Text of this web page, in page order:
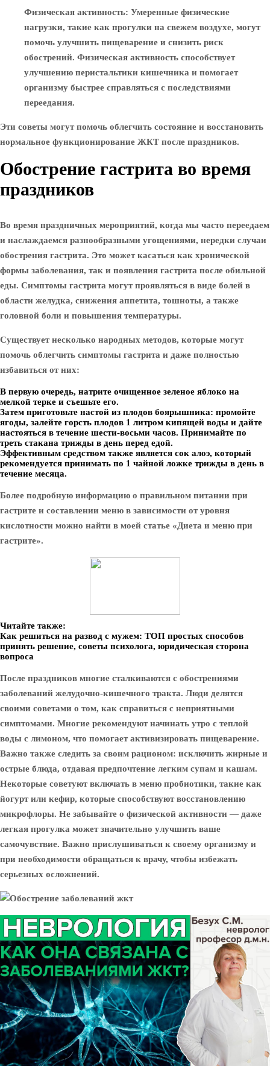
Физическая активность: Умеренные физические
нагрузки, такие как прогулки на свежем воздухе, могут
помочь улучшить пищеварение и снизить риск
обострений. Физическая активность способствует
улучшению перистальтики кишечника и помогает
организму быстрее справляться с последствиями
переедания.
Эти советы могут помочь облегчить состояние и восстановить
нормальное функционирование ЖКТ после праздников.
Обострение гастрита во время
праздников
Во время праздничных мероприятий, когда мы часто переедаем
и наслаждаемся разнообразными угощениями, нередки случаи
обострения гастрита. Это может касаться как хронической
формы заболевания, так и появления гастрита после обильной
еды. Симптомы гастрита могут проявляться в виде болей в
области желудка, снижения аппетита, тошноты, а также
головной боли и повышения температуры.
Существует несколько народных методов, которые могут
помочь облегчить симптомы гастрита и даже полностью
избавиться от них:
В первую очередь, натрите очищенное зеленое яблоко на
мелкой терке и съешьте его.
Затем приготовьте настой из плодов боярышника: промойте
ягоды, залейте горсть плодов 1 литром кипящей воды и дайте
настояться в течение шести-восьми часов. Принимайте по
треть стакана трижды в день перед едой.
Эффективным средством также является сок алоэ, который
рекомендуется принимать по 1 чайной ложке трижды в день в
течение месяца.
Более подробную информацию о правильном питании при
гастрите и составлении меню в зависимости от уровня
кислотности можно найти в моей статье «Диета и меню при
гастрите».
Читайте также:
Как решиться на развод с мужем: ТОП простых способов
принять решение, советы психолога, юридическая сторона
вопроса
После праздников многие сталкиваются с обострениями
заболеваний желудочно-кишечного тракта. Люди делятся
своими советами о том, как справиться с неприятными
симптомами. Многие рекомендуют начинать утро с теплой
воды с лимоном, что помогает активизировать пищеварение.
Важно также следить за своим рационом: исключить жирные и
острые блюда, отдавая предпочтение легким супам и кашам.
Некоторые советуют включать в меню пробиотики, такие как
йогурт или кефир, которые способствуют восстановлению
микрофлоры. Не забывайте о физической активности — даже
легкая прогулка может значительно улучшить ваше
самочувствие. Важно прислушиваться к своему организму и
при необходимости обращаться к врачу, чтобы избежать
серьезных осложнений.